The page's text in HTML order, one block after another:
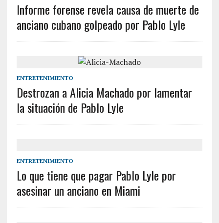
Informe forense revela causa de muerte de
anciano cubano golpeado por Pablo Lyle
ENTRETENIMIENTO
Destrozan a Alicia Machado por lamentar
la situación de Pablo Lyle
ENTRETENIMIENTO
Lo que tiene que pagar Pablo Lyle por
asesinar un anciano en Miami